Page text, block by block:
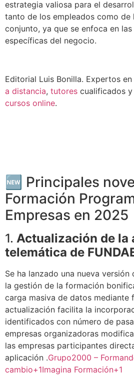
estrategia valiosa para el
tanto de los empleados como de
conjunto, ya que se enfoca en
específicas del negocio.
Editorial Luis Bonilla. Expertos en
a distancia, tutores cualificados
cursos online.
🆕 Principales
Formación
Empresas en 2025
1. Actualización de la
telemática de
Se ha lanzado una nueva
la gestión de la formación
carga masiva de datos mediante
actualización facilita la
identificados con número de
empresas organizadoras
las empresas participantes
aplicación .Grupo2000 –
cambio+1Imagina Formación+1